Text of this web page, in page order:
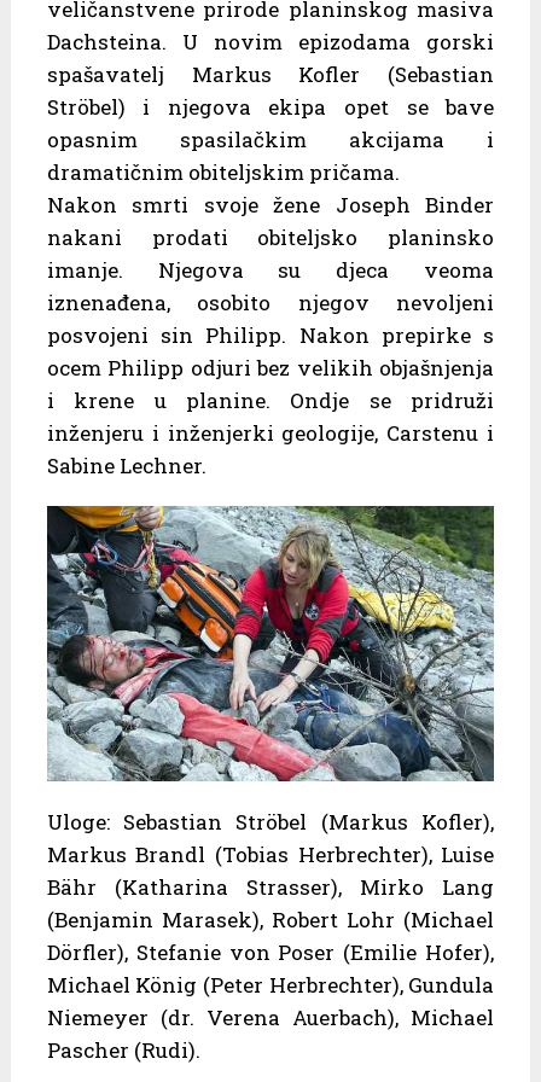
veličanstvene prirode planinskog masiva
Dachsteina. U novim epizodama gorski
spašavatelj Markus Kofler (Sebastian
Ströbel) i njegova ekipa opet se bave
opasnim spasilačkim akcijama i
dramatičnim obiteljskim pričama.
Nakon smrti svoje žene Joseph Binder
nakani prodati obiteljsko planinsko
imanje. Njegova su djeca veoma
iznenađena, osobito njegov nevoljeni
posvojeni sin Philipp. Nakon prepirke s
ocem Philipp odjuri bez velikih objašnjenja
i krene u planine. Ondje se pridruži
inženjeru i inženjerki geologije, Carstenu i
Sabine Lechner.
Uloge: Sebastian Ströbel (Markus Kofler),
Markus Brandl (Tobias Herbrechter), Luise
Bähr (Katharina Strasser), Mirko Lang
(Benjamin Marasek), Robert Lohr (Michael
Dörfler), Stefanie von Poser (Emilie Hofer),
Michael König (Peter Herbrechter), Gundula
Niemeyer (dr. Verena Auerbach), Michael
Pascher (Rudi).